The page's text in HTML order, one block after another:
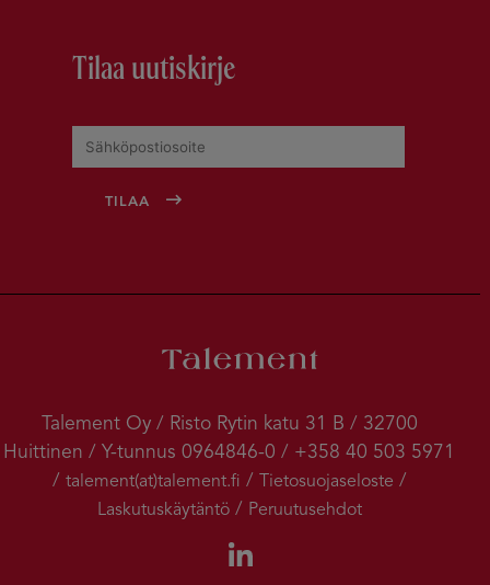
Tilaa uutiskirje
Talement Oy / Risto Rytin katu 31 B / 32700
Huittinen / Y-tunnus 0964846-0 / +358 40 503 5971
/ talement(at)talement.fi / Tietosuojaseloste /
Laskutuskäytäntö/ Peruutusehdot